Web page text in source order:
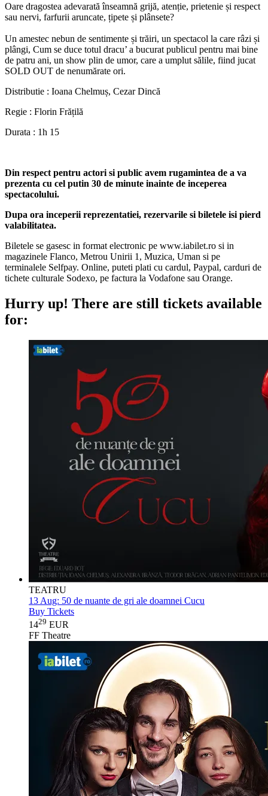
Oare dragostea adevarată înseamnă grijă, atenție, prietenie și respect
sau nervi, farfurii aruncate, țipete și plânsete?
Un amestec nebun de sentimente și trăiri, un spectacol la care râzi și
plângi, Cum se duce totul dracu’ a bucurat publicul pentru mai bine
de patru ani, un show plin de umor, care a umplut sălile, fiind jucat
SOLD OUT de nenumărate ori.
Distributie : Ioana Chelmuș, Cezar Dincă
Regie : Florin Frățilă
Durata : 1h 15
Din respect pentru actori si public avem rugamintea de a va
prezenta cu cel putin 30 de minute inainte de inceperea
spectacolului.
Dupa ora inceperii reprezentatiei, rezervarile si biletele isi pierd
valabilitatea.
Biletele se gasesc in format electronic pe www.iabilet.ro si in
magazinele Flanco, Metrou Unirii 1, Muzica, Uman si pe
terminalele Selfpay. Online, puteti plati cu cardul, Paypal, carduri de
tichete culturale Sodexo, pe factura la Vodafone sau Orange.
Hurry up! There are still tickets available
for:
TEATRU
13 Aug: 50 de nuante de gri ale doamnei Cucu
Buy Tickets
1429 EUR
FF Theatre